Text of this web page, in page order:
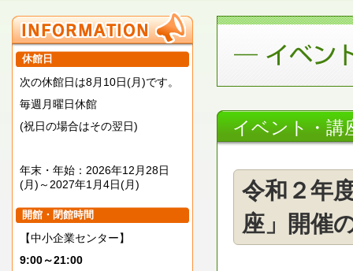
休館日
次の休館日は8月10日(月)です。
毎週月曜日休館
(祝日の場合はその翌日)
年末・年始：2026年12月28日
(月)～2027年1月4日(月)
開館・閉館時間
【中小企業センター】
9:00～21:00
イベント・講
令和２年
座」開催